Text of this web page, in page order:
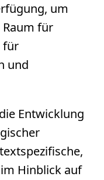
um
für
für
und
Entwicklung
Hinblick auf